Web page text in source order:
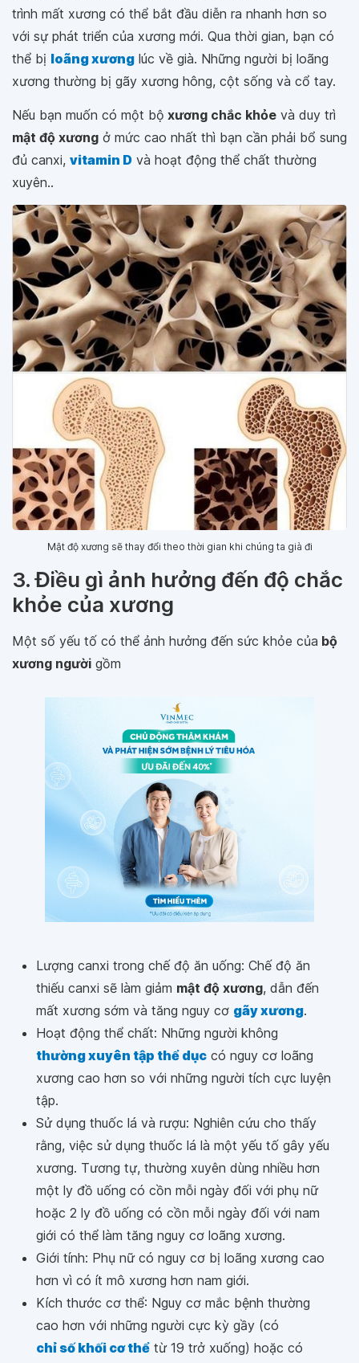
trình mất xương có thể bắt đầu diễn ra nhanh hơn so
với sự phát triển của xương mới. Qua thời gian, bạn có
thể bị loãng xương lúc về già. Những người bị loãng
xương thường bị gãy xương hông, cột sống và cổ tay.
Nếu bạn muốn có một bộ xương chắc khỏe và duy trì
mật độ xương ở mức cao nhất thì bạn cần phải bổ sung
đủ canxi, vitamin D và hoạt động thể chất thường
xuyên..
Mật độ xương sẽ thay đổi theo thời gian khi chúng ta già đi
3. Điều gì ảnh hưởng đến độ chắc
khỏe của xương
Một số yếu tố có thể ảnh hưởng đến sức khỏe của bộ
xương người gồm
Lượng canxi trong chế độ ăn uống: Chế độ ăn
thiếu canxi sẽ làm giảm mật độ xương, dẫn đến
mất xương sớm và tăng nguy cơ gãy xương.
Hoạt động thể chất: Những người không
thường xuyên tập thể dục có nguy cơ loãng
xương cao hơn so với những người tích cực luyện
tập.
Sử dụng thuốc lá và rượu: Nghiên cứu cho thấy
rằng, việc sử dụng thuốc lá là một yếu tố gây yếu
xương. Tương tự, thường xuyên dùng nhiều hơn
một ly đồ uống có cồn mỗi ngày đối với phụ nữ
hoặc 2 ly đồ uống có cồn mỗi ngày đối với nam
giới có thể làm tăng nguy cơ loãng xương.
Giới tính: Phụ nữ có nguy cơ bị loãng xương cao
hơn vì có ít mô xương hơn nam giới.
Kích thước cơ thể: Nguy cơ mắc bệnh thường
cao hơn với những người cực kỳ gầy (có
chỉ số khối cơ thể từ 19 trở xuống) hoặc có